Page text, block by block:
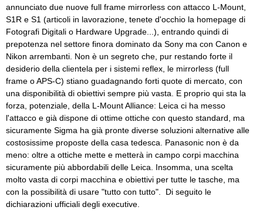
annunciato due nuove full frame mirrorless con attacco L-Mount,
S1R e S1 (articoli in lavorazione, tenete d'occhio la homepage di
Fotografi Digitali o Hardware Upgrade...), entrando quindi di
prepotenza nel settore finora dominato da Sony ma con Canon e
Nikon arrembanti. Non è un segreto che, pur restando forte il
desiderio della clientela per i sistemi reflex, le mirrorless (full
frame o APS-C) stiano guadagnando forti quote di mercato, con
una disponibilità di obiettivi sempre più vasta. E proprio qui sta la
forza, potenziale, della L-Mount Alliance: Leica ci ha messo
l'attacco e già dispone di ottime ottiche con questo standard, ma
sicuramente Sigma ha già pronte diverse soluzioni alternative alle
costosissime proposte della casa tedesca. Panasonic non è da
meno: oltre a ottiche mette e metterà in campo corpi macchina
sicuramente più abbordabili delle Leica. Insomma, una scelta
molto vasta di corpi macchina e obiettivi per tutte le tasche, ma
con la possibilità di usare "tutto con tutto". Di seguito le
dichiarazioni ufficiali degli executive.